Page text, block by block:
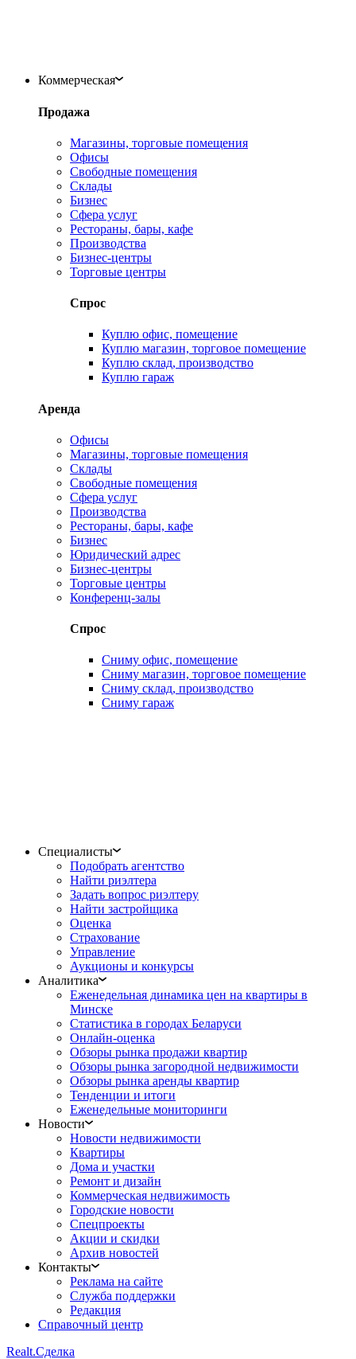
Коммерческая
Продажа
Магазины, торговые помещения
Офисы
Свободные помещения
Склады
Бизнес
Сфера услуг
Рестораны, бары, кафе
Производства
Бизнес-центры
Торговые центры
Спрос
Куплю офис, помещение
Куплю магазин, торговое помещение
Куплю склад, производство
Куплю гараж
Аренда
Офисы
Магазины, торговые помещения
Склады
Свободные помещения
Сфера услуг
Производства
Рестораны, бары, кафе
Бизнес
Юридический адрес
Бизнес-центры
Торговые центры
Конференц-залы
Спрос
Сниму офис, помещение
Сниму магазин, торговое помещение
Сниму склад, производство
Сниму гараж
Специалисты
Подобрать агентство
Найти риэлтера
Задать вопрос риэлтеру
Найти застройщика
Оценка
Страхование
Управление
Аукционы и конкурсы
Аналитика
Еженедельная динамика цен на квартиры в
Минске
Статистика в городах Беларуси
Онлайн-оценка
Обзоры рынка продажи квартир
Обзоры рынка загородной недвижимости
Обзоры рынка аренды квартир
Тенденции и итоги
Еженедельные мониторинги
Новости
Новости недвижимости
Квартиры
Дома и участки
Ремонт и дизайн
Коммерческая недвижимость
Городские новости
Спецпроекты
Акции и скидки
Архив новостей
Контакты
Реклама на сайте
Служба поддержки
Редакция
Справочный центр
Realt.Сделка